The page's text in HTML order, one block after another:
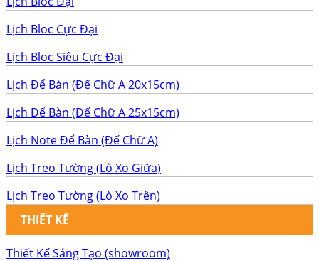
Lịch Bloc Cực Đại
Lịch Bloc Siêu Cực Đại
Lịch Để Bàn (Đế Chữ A 20x15cm)
Lịch Để Bàn (Đế Chữ A 25x15cm)
Lịch Note Để Bàn (Đế Chữ A)
Lịch Treo Tường (Lò Xo Giữa)
Lịch Treo Tường (Lò Xo Trên)
THIẾT KẾ
Thiết Kế Sáng Tạo (showroom)